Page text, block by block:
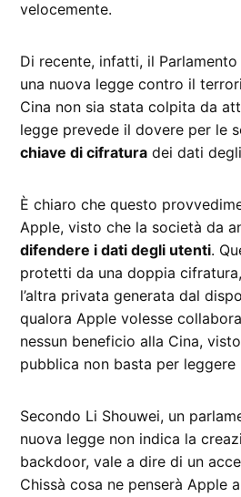
velocemente.
Di recente, infatti, il
una nuova legge contro il
Cina non sia stata colpita da
legge prevede il dovere per le
chiave di cifratura dei dati
È chiaro che questo
Apple, visto che la società da
difendere i dati degli utenti.
protetti da una doppia
l’altra privata generata dal
qualora Apple volesse
nessun beneficio alla Cina,
pubblica non basta per
Secondo Li Shouwei, un
nuova legge non indica la
backdoor, vale a dire di un
Chissà cosa ne penserà Apple